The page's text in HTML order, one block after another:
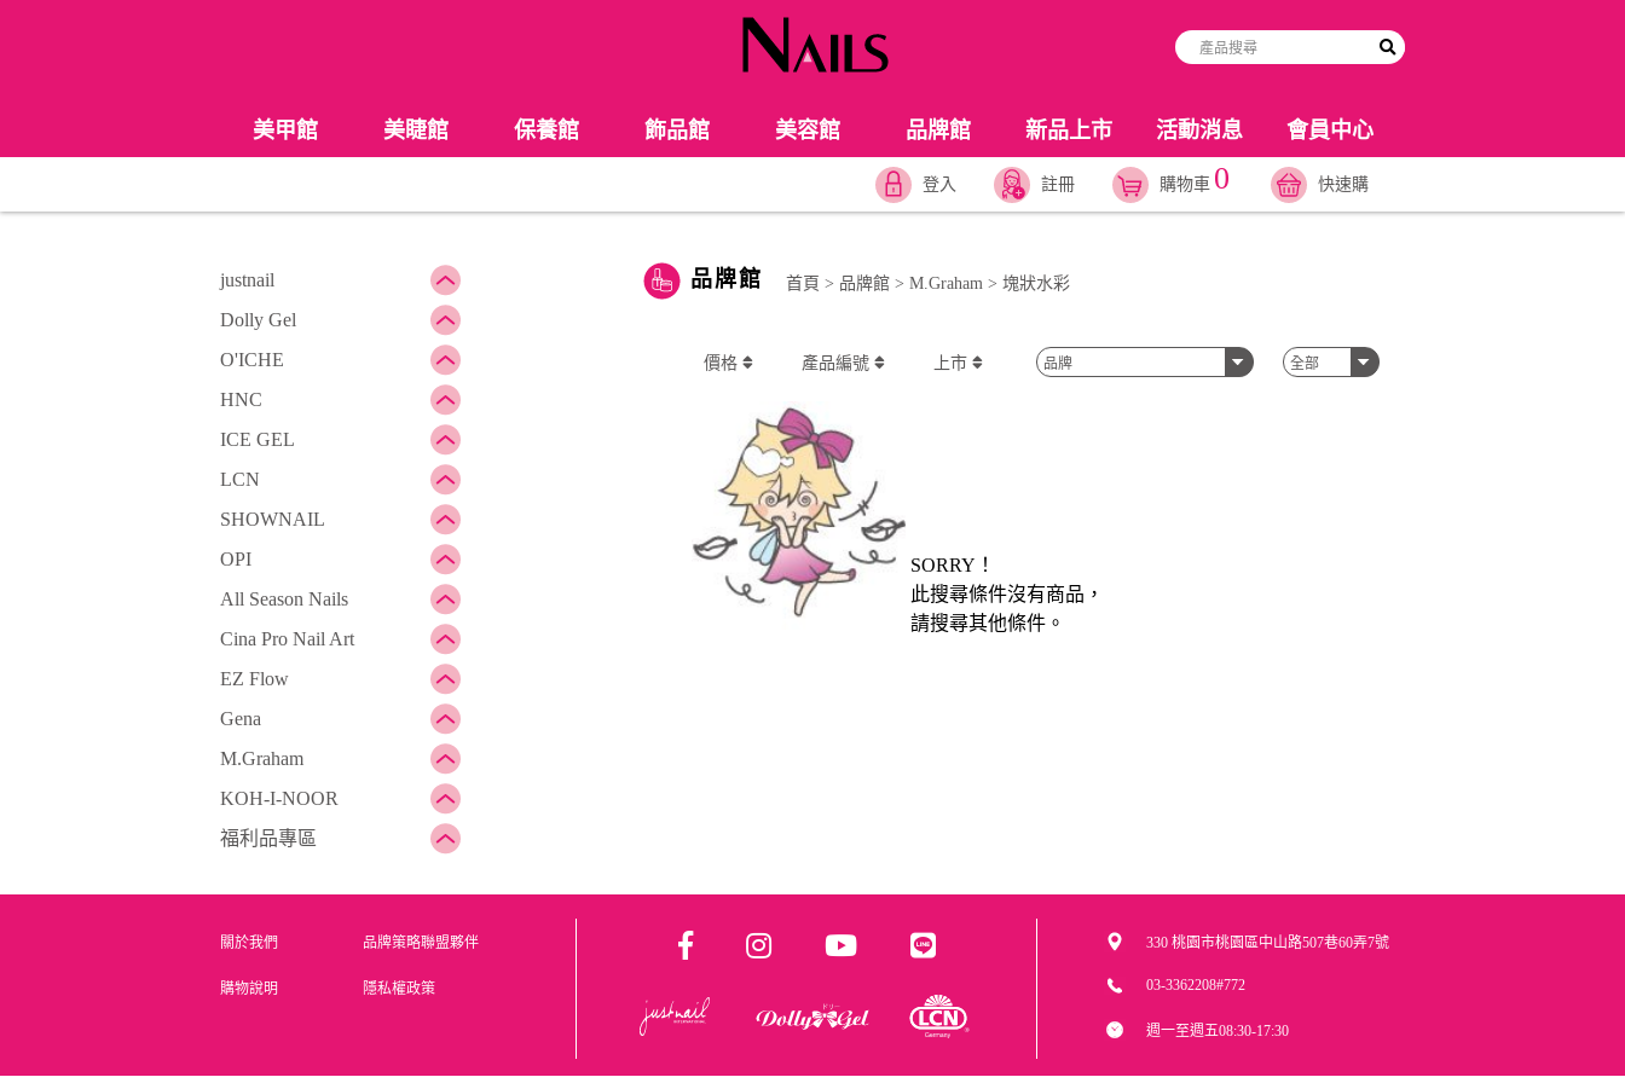
美甲館 美睫館 保養館 飾品館 美容館 品牌館 新品上市 活動消息 會員中心
登入 註冊 購物車 0 快速購
justnail
Dolly Gel
O'ICHE
HNC
ICE GEL
LCN
SHOWNAIL
OPI
All Season Nails
Cina Pro Nail Art
EZ Flow
Gena
M.Graham
KOH-I-NOOR
福利品專區
品牌館 首頁 > 品牌館 >M.Graham >塊狀水彩
價格 產品編號 上市
SORRY！
此搜尋條件沒有商品，
請搜尋其他條件。
關於我們 品牌策略聯盟夥伴
購物說明 隱私權政策
330 桃園市桃園區中山路507巷60弄7號
03-3362208#772
週一至週五08:30-17:30